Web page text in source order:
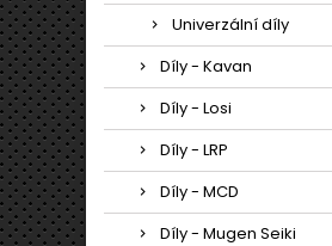
Univerzální díly
Díly - Kavan
Díly - Losi
Díly - LRP
Díly - MCD
Díly - Mugen Seiki